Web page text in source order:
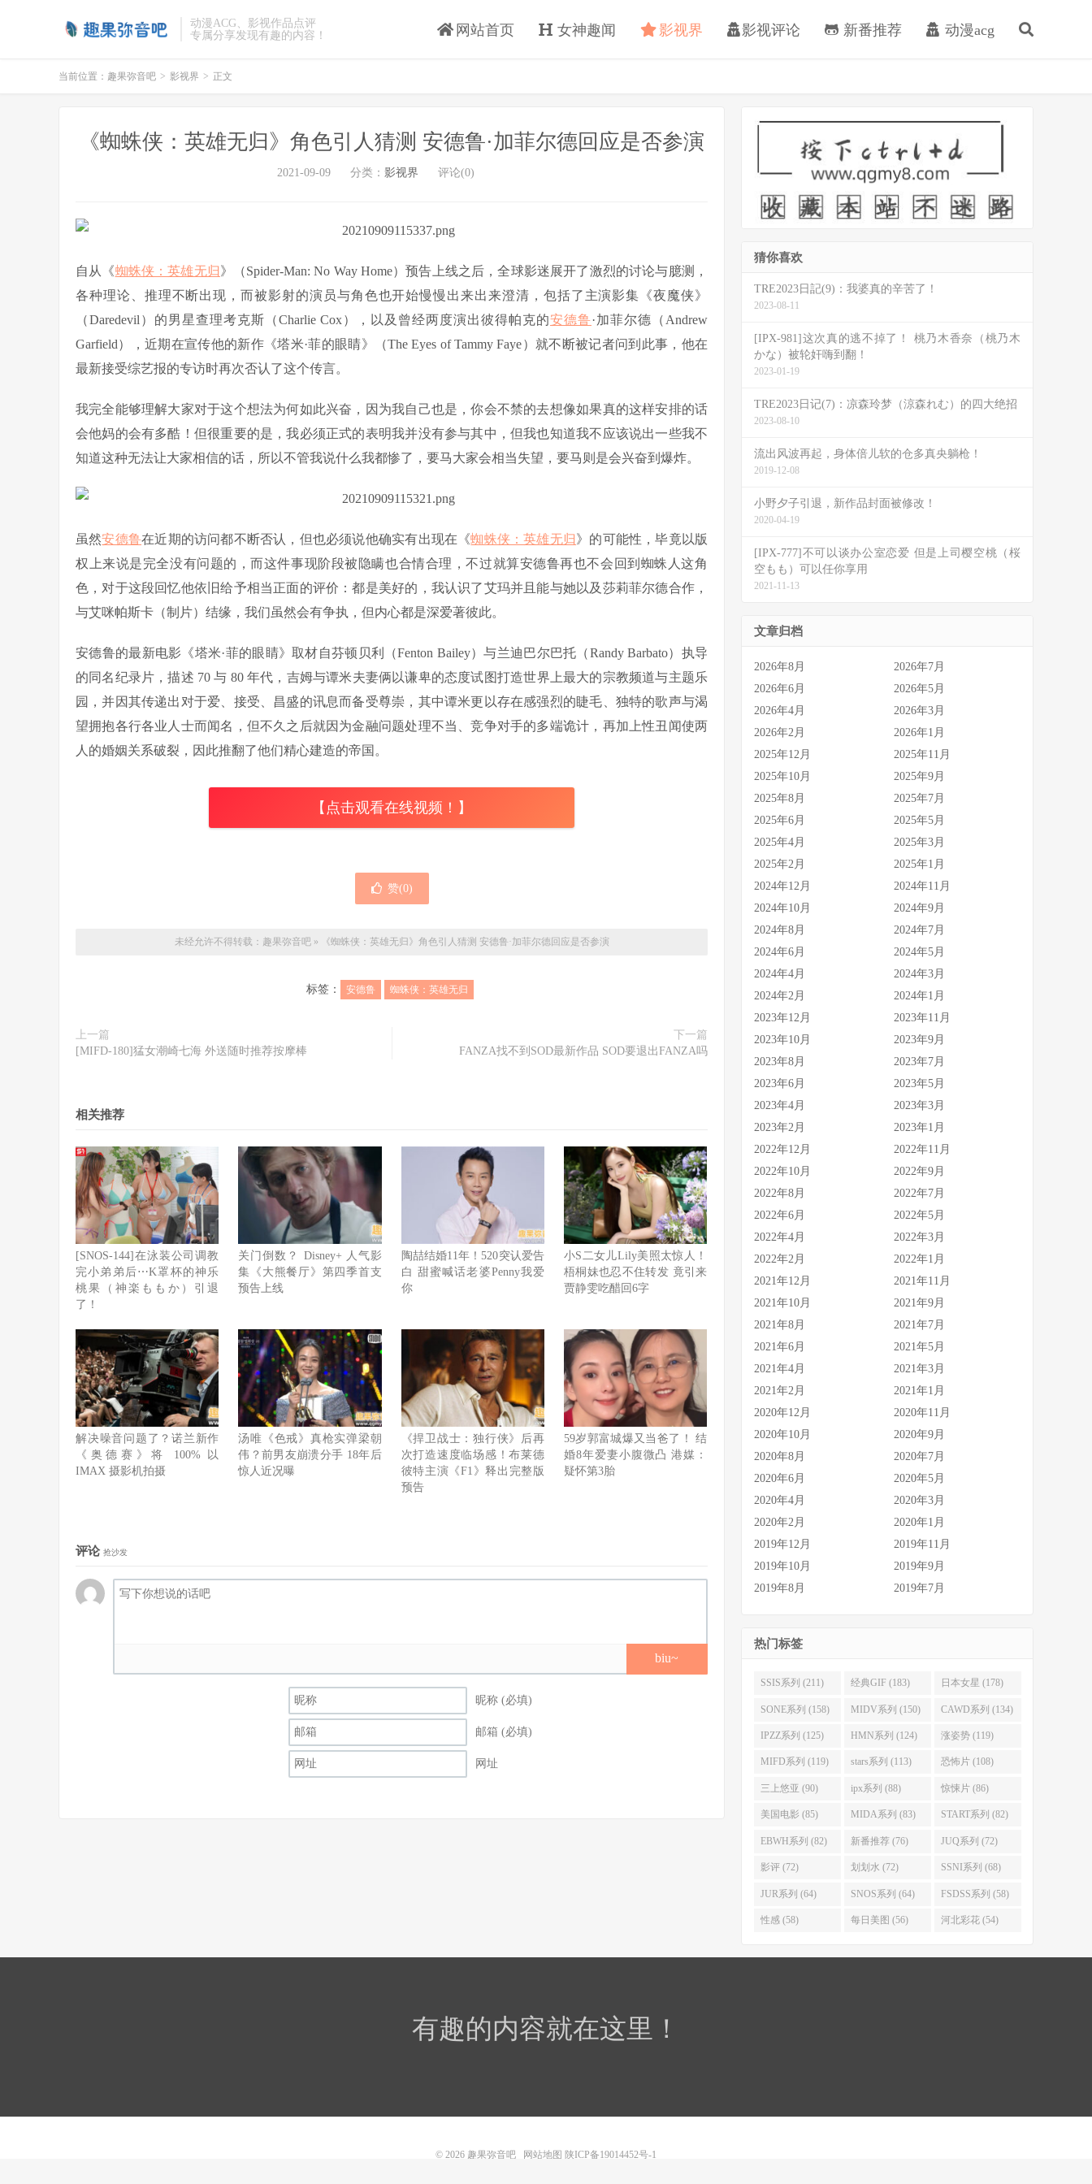
动漫ACG、影视作品点评
专属分享发现有趣的内容！
网站首页 女神趣闻 影视界 影视评论 新番推荐 动漫acg
当前位置： 趣果弥音吧 > 影视界 > 正文
《蜘蛛侠：英雄无归》角色引人猜测 安德鲁·加菲尔德回应是否参演
2021-09-09 分类： 影视界 评论(0)
自从《蜘蛛侠：英雄无归》（Spider-Man: No Way Home）预告上线之后，全球影迷展开了激烈的讨论与臆测，
各种理论、推理不断出现，而被影射的演员与角色也开始慢慢出来出来澄清，包括了主演影集《夜魔侠》
（Daredevil）的男星查理考克斯（Charlie Cox），以及曾经两度演出彼得帕克的安德鲁·加菲尔德（Andrew
Garfield），近期在宣传他的新作《塔米·菲的眼睛》（The Eyes of Tammy Faye）就不断被记者问到此事，他在
最新接受综艺报的专访时再次否认了这个传言。
我完全能够理解大家对于这个想法为何如此兴奋，因为我自己也是，你会不禁的去想像如果真的这样安排的话
会他妈的会有多酷！但很重要的是，我必须正式的表明我并没有参与其中，但我也知道我不应该说出一些我不
知道这种无法让大家相信的话，所以不管我说什么我都惨了，要马大家会相当失望，要马则是会兴奋到爆炸。
虽然安德鲁在近期的访问都不断否认，但也必须说他确实有出现在《蜘蛛侠：英雄无归》的可能性，毕竟以版
权上来说是完全没有问题的，而这件事现阶段被隐瞒也合情合理，不过就算安德鲁再也不会回到蜘蛛人这角
色，对于这段回忆他依旧给予相当正面的评价：都是美好的，我认识了艾玛并且能与她以及莎莉菲尔德合作，
与艾咪帕斯卡（制片）结缘，我们虽然会有争执，但内心都是深爱著彼此。
安德鲁的最新电影《塔米·菲的眼睛》取材自芬顿贝利（Fenton Bailey）与兰迪巴尔巴托（Randy Barbato）执导
的同名纪录片，描述 70 与 80 年代，吉姆与谭米夫妻俩以谦卑的态度试图打造世界上最大的宗教频道与主题乐
园，并因其传递出对于爱、接受、昌盛的讯息而备受尊崇，其中谭米更以存在感强烈的睫毛、独特的歌声与渴
望拥抱各行各业人士而闻名，但不久之后就因为金融问题处理不当、竞争对手的多端诡计，再加上性丑闻使两
人的婚姻关系破裂，因此推翻了他们精心建造的帝国。
【点击观看在线视频！】
赞(0)
未经允许不得转载： 趣果弥音吧» 《蜘蛛侠：英雄无归》角色引人猜测 安德鲁·加菲尔德回应是否参演
标签： 安德鲁 蜘蛛侠：英雄无归
上一篇
[MIFD-180]猛女潮崎七海 外送随时推荐按摩棒
下一篇
FANZA找不到SOD最新作品 SOD要退出FANZA吗
相关推荐
[SNOS-144]在泳装公司调教
完小弟弟后⋯K罩杯的神乐
桃果（神楽ももか）引退
了！
关门倒数？ Disney+ 人气影
集《大熊餐厅》第四季首支
预告上线
陶喆结婚11年！520突认爱告
白 甜蜜喊话老婆Penny我爱
你
小S二女儿Lily美照太惊人！
梧桐妹也忍不住转发 竟引来
贾静雯吃醋回6字
解决噪音问题了？诺兰新作
《奥德赛》将 100% 以
IMAX 摄影机拍摄
汤唯《色戒》真枪实弹梁朝
伟？前男友崩溃分手 18年后
惊人近况曝
《捍卫战士：独行侠》后再
次打造速度临场感！布莱德
彼特主演《F1》释出完整版
预告
59岁郭富城爆又当爸了！ 结
婚8年爱妻小腹微凸 港媒：
疑怀第3胎
评论 抢沙发
biu~
昵称 (必填)
邮箱 (必填)
网址
猜你喜欢
TRE2023日記(9)：我婆真的辛苦了！
2023-08-11
[IPX-981]这次真的逃不掉了！ 桃乃木香奈（桃乃木
かな）被轮奸嗨到翻！
2023-01-19
TRE2023日记(7)：凉森玲梦（涼森れむ）的四大绝招
2023-08-10
流出风波再起，身体倍儿软的仓多真央躺枪！
2019-12-08
小野夕子引退，新作品封面被修改！
2020-04-19
[IPX-777]不可以谈办公室恋爱 但是上司樱空桃（桜
空もも）可以任你享用
2021-11-13
文章归档
2026年8月
2026年7月
2026年6月
2026年5月
2026年4月
2026年3月
2026年2月
2026年1月
2025年12月
2025年11月
2025年10月
2025年9月
2025年8月
2025年7月
2025年6月
2025年5月
2025年4月
2025年3月
2025年2月
2025年1月
2024年12月
2024年11月
2024年10月
2024年9月
2024年8月
2024年7月
2024年6月
2024年5月
2024年4月
2024年3月
2024年2月
2024年1月
2023年12月
2023年11月
2023年10月
2023年9月
2023年8月
2023年7月
2023年6月
2023年5月
2023年4月
2023年3月
2023年2月
2023年1月
2022年12月
2022年11月
2022年10月
2022年9月
2022年8月
2022年7月
2022年6月
2022年5月
2022年4月
2022年3月
2022年2月
2022年1月
2021年12月
2021年11月
2021年10月
2021年9月
2021年8月
2021年7月
2021年6月
2021年5月
2021年4月
2021年3月
2021年2月
2021年1月
2020年12月
2020年11月
2020年10月
2020年9月
2020年8月
2020年7月
2020年6月
2020年5月
2020年4月
2020年3月
2020年2月
2020年1月
2019年12月
2019年11月
2019年10月
2019年9月
2019年8月
2019年7月
热门标签
SSIS系列 (211) 经典GIF (183) 日本女星 (178)
SONE系列 (158) MIDV系列 (150) CAWD系列 (134)
IPZZ系列 (125) HMN系列 (124) 涨姿势 (119)
MIFD系列 (119) stars系列 (113) 恐怖片 (108)
三上悠亚 (90) ipx系列 (88) 惊悚片 (86)
美国电影 (85) MIDA系列 (83) START系列 (82)
EBWH系列 (82) 新番推荐 (76) JUQ系列 (72)
影评 (72) 划划水 (72) SSNI系列 (68)
JUR系列 (64) SNOS系列 (64) FSDSS系列 (58)
性感 (58) 每日美图 (56) 河北彩花 (54)
有趣的内容就在这里！
© 2026 趣果弥音吧 网站地图 陕ICP备19014452号-1